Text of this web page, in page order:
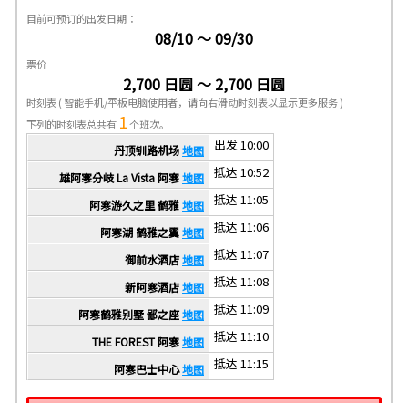
目前可预订的出发日期：
08/10 ～ 09/30
票价
2,700 日圆 ～ 2,700 日圆
时刻表( 智能手机/平板电脑使用者，请向右滑动时刻表以显示更多服务 )
下列的时刻表总共有 1个班次。
丹顶钏路机场地图 出发 10:00
雄阿寒分岐 La Vista 阿寒地图 抵达 10:52
阿寒游久之里 鹤雅地图 抵达 11:05
阿寒湖 鹤雅之翼地图 抵达 11:06
御前水酒店地图 抵达 11:07
新阿寒酒店地图 抵达 11:08
阿寒鹤雅别墅 鄙之座地图 抵达 11:09
THE FOREST 阿寒地图 抵达 11:10
阿寒巴士中心地图 抵达 11:15